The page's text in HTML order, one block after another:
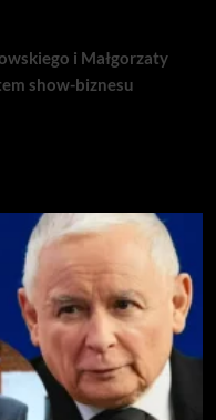
i Małgorzaty
show-biznesu